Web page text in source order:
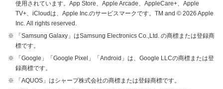
使用されています。App Store、Apple Arcade、AppleCare+、Apple
TV+、iCloudは、Apple Inc.のサービスマークです。TM and © 2026 Apple
Inc. All rights reserved.
「Samsung Galaxy」はSamsung Electronics Co.,Ltd. の商標または登録商
標です。
「Google」「Google Pixel」「Android」は、Google LLCの商標または登
録商標です。
「AQUOS」はシャープ株式会社の商標または登録商標です。